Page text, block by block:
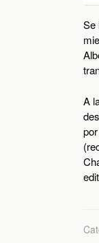
Se
A